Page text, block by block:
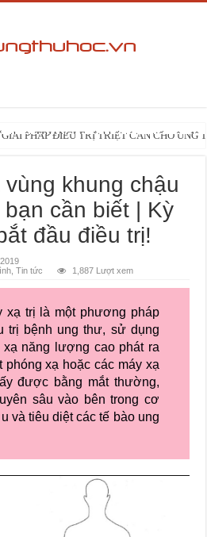
thuật TRIANGLE cắt khối tá tụy tiếp cận
PHÁP ĐIỀU TRỊ TRIỆT CĂN CHO UNG
liệu trình xạ trị vùng đầu – cổ
khung chậu
cần biết | Kỳ
đầu điều trị!
,Tin tức 1,887 Lượt xem
xạ trị là một phương pháp
trị bệnh ung thư, sử dụng
năng lượng cao phát ra
phóng xạ hoặc các máy xạ
được bằng mắt thường,
sâu vào bên trong cơ
và tiêu diệt các tế bào ung